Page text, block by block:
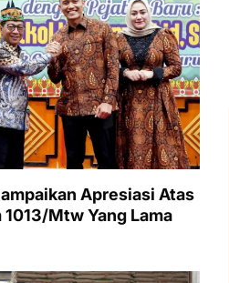
Apresiasi Atas
Mtw Yang Lama